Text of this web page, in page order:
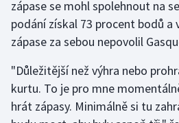
Moderní pětiboj
Olympijské hry
Parasport
zápase se mohl spolehnout na
podání získal 73 procent bodů a
zápase za sebou nepovolil
"Důležitější než výhra nebo
kurtu. To je pro mne
hrát zápasy. Minimálně si tu